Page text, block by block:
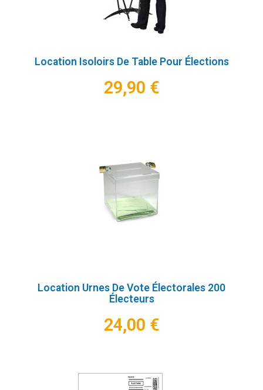
Location Isoloirs De Table Pour Élections
29,90 €
Location Urnes De Vote Électorales 200
Électeurs
24,00 €